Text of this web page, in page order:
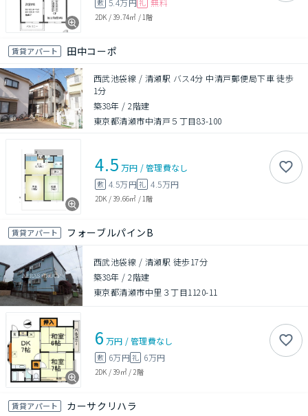
敷 礼
2DK /39.74㎡ / 1階
賃貸アパート 田中コーポ
西武池袋線 / 清瀬駅 バス4分 中清戸郵便局下車 徒歩
1分
築38年 /2階建
東京都清瀬市中清戸５丁目83-100
4.5 万円 /管理費なし
敷 4.5万円礼 4.5万円
2DK /39.66㎡ / 1階
賃貸アパート フォーブルパインB
西武池袋線 / 清瀬駅 徒歩17分
築38年 /2階建
東京都清瀬市中里３丁目1120-11
6 万円 /管理費なし
敷 6万円礼 6万円
2DK /39㎡/ 2階
賃貸アパート カーサクリハラ